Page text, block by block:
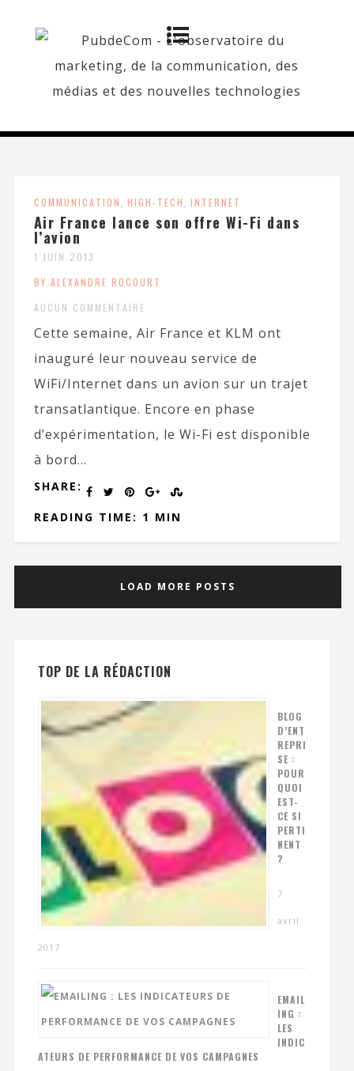
COMMUNICATION, HIGH-TECH, INTERNET
Air France lance son offre Wi-Fi dans
l’avion
1 JUIN 2013
BY ALEXANDRE ROCOURT
AUCUN COMMENTAIRE
Cette semaine, Air France et KLM ont
inauguré leur nouveau service de
WiFi/Internet dans un avion sur un trajet
transatlantique. Encore en phase
d’expérimentation, le Wi-Fi est disponible
à bord...
SHARE:
READING TIME: 1 MIN
LOAD MORE POSTS
TOP DE LA RÉDACTION
BLOG
D’ENT
REPRI
SE :
POUR
QUOI
EST-
CE SI
PERTI
NENT
?
7
avril
2017
EMAIL
ING :
LES
INDIC
ATEURS DE PERFORMANCE DE VOS CAMPAGNES